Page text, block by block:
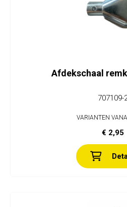
Afdekschaal
707109-
VARIANTEN
€ 2,95